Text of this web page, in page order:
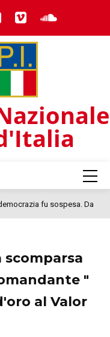
fu sospesa. Da
scomparsa
"
al Valor